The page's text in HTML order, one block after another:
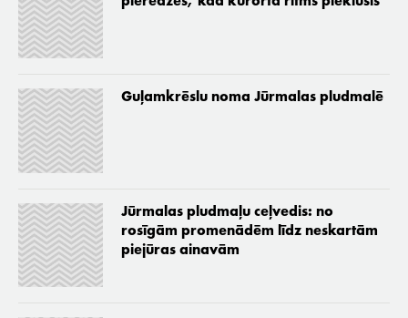
Guļamkrēslu noma Jūrmalas pludmalē
Jūrmalas pludmaļu ceļvedis: no
rosīgām promenādēm līdz neskartām
piejūras ainavām